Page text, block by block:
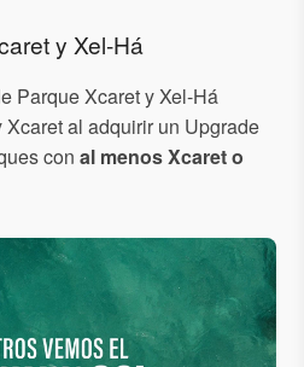
y Xel-Há
Parque Xcaret y Xel-Há
al adquirir un Upgrade
con al menos Xcaret o